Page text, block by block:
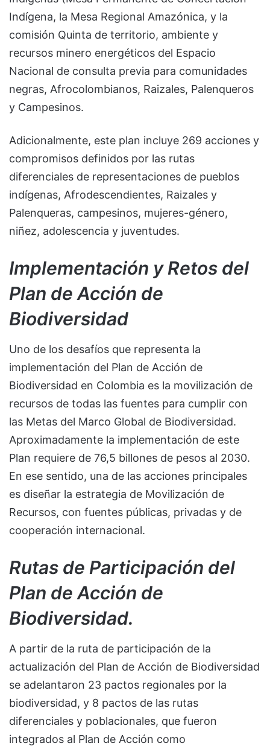
Indígena, la Mesa Regional Amazónica, y la
comisión Quinta de territorio, ambiente y
recursos minero energéticos del Espacio
Nacional de consulta previa para comunidades
negras, Afrocolombianos, Raizales, Palenqueros
y Campesinos.
Adicionalmente, este plan incluye 269 acciones y
compromisos definidos por las rutas
diferenciales de representaciones de pueblos
indígenas, Afrodescendientes, Raizales y
Palenqueras, campesinos, mujeres-género,
niñez, adolescencia y juventudes.
Implementación y Retos del
Plan de Acción de
Biodiversidad
Uno de los desafíos que representa la
implementación del Plan de Acción de
Biodiversidad en Colombia es la movilización de
recursos de todas las fuentes para cumplir con
las Metas del Marco Global de Biodiversidad.
Aproximadamente la implementación de este
Plan requiere de 76,5 billones de pesos al 2030.
En ese sentido, una de las acciones principales
es diseñar la estrategia de Movilización de
Recursos, con fuentes públicas, privadas y de
cooperación internacional.
Rutas de Participación del
Plan de Acción de
Biodiversidad.
A partir de la ruta de participación de la
actualización del Plan de Acción de Biodiversidad
se adelantaron 23 pactos regionales por la
biodiversidad, y 8 pactos de las rutas
diferenciales y poblacionales, que fueron
integrados al Plan de Acción como